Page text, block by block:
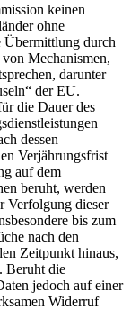
keinen
ohne
Übermittlung durch
Mechanismen,
darunter
der EU.
die Dauer des
dessen
Verjährungsfrist
auf dem
beruht, werden
Verfolgung dieser
bis zum
nach den
Zeitpunkt hinaus,
Beruht die
jedoch auf einer
Widerruf